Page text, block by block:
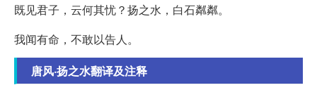
既见君子，云何其忧？扬之水，白石粼粼。
我闻有命，不敢以告人。
唐风·扬之水翻译及注释